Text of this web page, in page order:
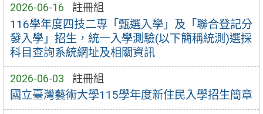
2026-06-16 註冊組
116學年度四技二專「甄選入學」及「聯合登記分
發入學」招生，統一入學測驗(以下簡稱統測)選採
科目查詢系統網址及相關資訊
2026-06-03 註冊組
國立臺灣藝術大學115學年度新住民入學招生簡章